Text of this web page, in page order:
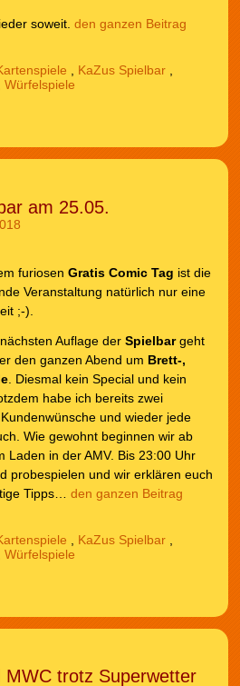
soweit. den ganzen Beitrag
, KaZus Spielbar,
Würfelspiele
am 25.05.
furiosen Gratis Comic Tag ist die
Veranstaltung natürlich nur eine
;-).
Auflage der Spielbargeht
den ganzen Abend um Brett-,
. Diesmal kein Special und kein
habe ich bereits zwei
und wieder jede
Wie gewohnt beginnen wir ab
Laden in der AMV. Bis 23:00 Uhr
probespielen und wir erklären euch
Tipps… den ganzen Beitrag
KaZus Spielbar,
Würfelspiele
MWC trotz Superwetter